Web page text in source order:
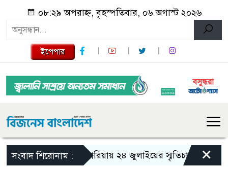
০৮:২৯ অপরাহ্ন, বৃহস্পতিবার, ০৬ অগাস্ট ২০২৬
ইপেপার
সংবাদ শিরোনাম :গজারিয়ায় ২৪ জুলাইয়ের স্মৃতিচারণ: গুমের×